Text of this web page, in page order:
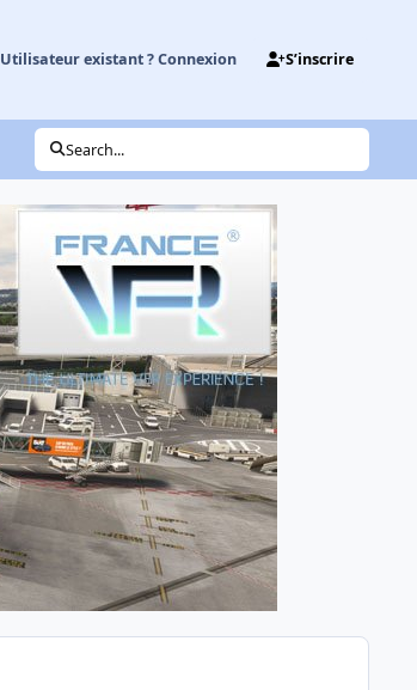
Utilisateur existant ? Connexion S’inscrire
Search...